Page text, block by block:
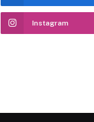
Instagram